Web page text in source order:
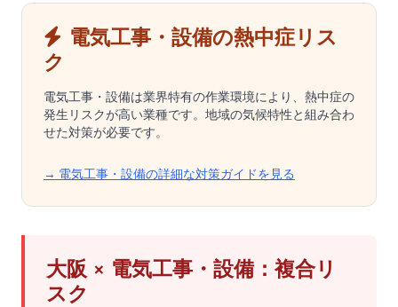
電気工事・設備の熱中症リス
ク
電気工事・設備は業界特有の作業環境により、熱中症の
発生リスクが高い業種です。地域の気候特性と組み合わ
せた対策が必要です。
→ 電気工事・設備の詳細な対策ガイドを見る
大阪 × 電気工事・設備：複合リ
スク